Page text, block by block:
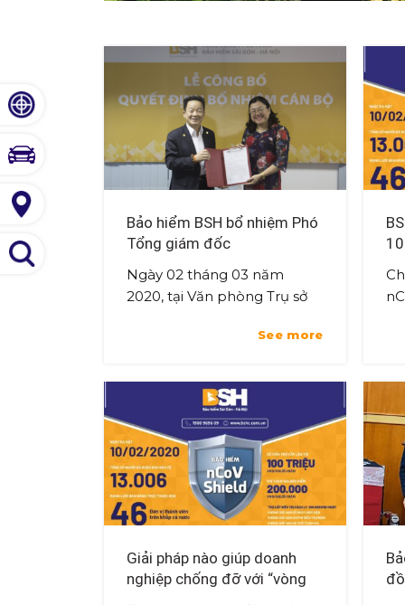
Bảo hiểm BSH bổ nhiệm Phó
Tổng giám đốc
Ngày 02 tháng 03 năm
2020, tại Văn phòng Trụ sở
Bảo hiểm Sài Gòn – Hà Nội,
Tổng Giám đ...
See more
Giải pháp nào giúp doanh
nghiệp chống đỡ với “vòng